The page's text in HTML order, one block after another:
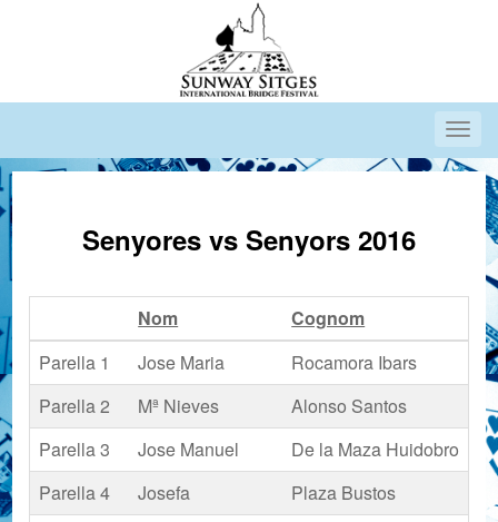
Senyores vs Senyors 2016
Nom Cognom
Parella 1
Jose Maria
Rocamora Ibars
Parella 2
Mª Nieves
Alonso Santos
Parella 3
Jose Manuel
De la Maza Huidobro
Parella 4
Josefa
Plaza Bustos